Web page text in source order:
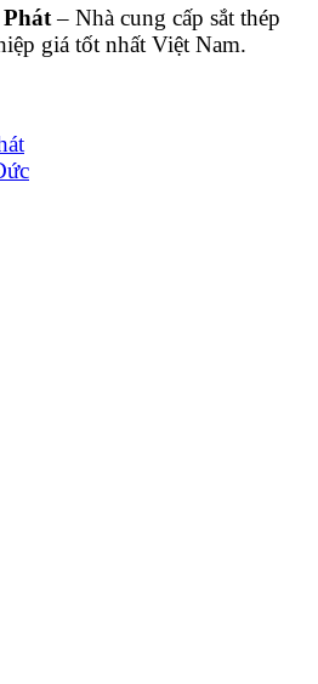
– Nhà cung cấp sắt thép
giá tốt nhất Việt Nam.